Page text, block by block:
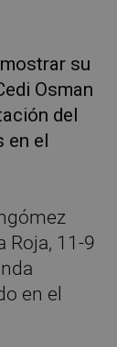
su
Osman
del
en el
Roja, 11-9
en el